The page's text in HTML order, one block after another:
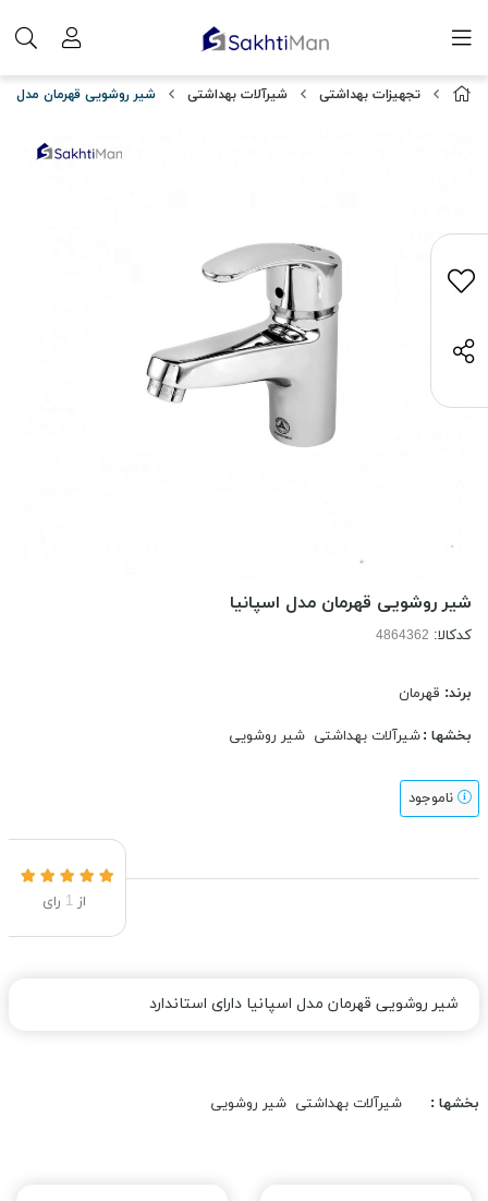
تجهیزات بهداشتی شیرآلات بهداشتی شیر روشویی قهرمان مدل
شیر روشویی قهرمان مدل اسپانیا
کدکالا:
برند: قهرمان
بخشها :شیرآلات بهداشتی شیر روشویی
ناموجود
از 1 رای
شیر روشویی قهرمان مدل اسپانیا دارای استاندارد
بخشها : شیرآلات بهداشتی شیر روشویی